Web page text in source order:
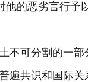
的恶劣言行予
不可分割的一
遍共识和国际